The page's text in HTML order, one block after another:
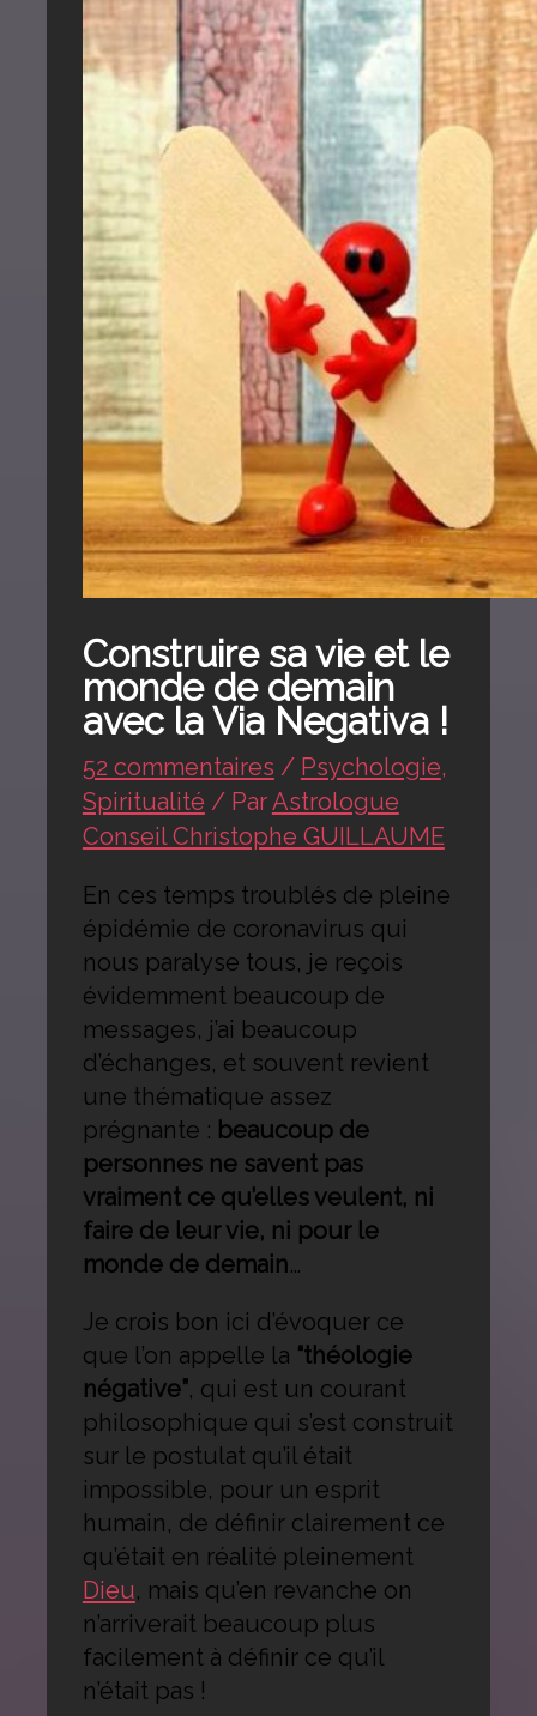
Construire sa vie et le
monde de demain
avec la Via Negativa !
52 commentaires / Psychologie,
Spiritualité / ParAstrologue
Conseil Christophe GUILLAUME
En ces temps troublés de pleine
épidémie de coronavirus qui
nous paralyse tous, je reçois
évidemment beaucoup de
messages, j’ai beaucoup
d’échanges, et souvent revient
une thématique assez
prégnante : beaucoup de
personnes ne savent pas
vraiment ce qu’elles veulent, ni
faire de leur vie, ni pour le
monde de demain…
Je crois bon ici d’évoquer ce
que l’on appelle la “théologie
négative”, qui est un courant
philosophique qui s’est construit
sur le postulat qu’il était
impossible, pour un esprit
humain, de définir clairement ce
qu’était en réalité pleinement
Dieu, mais qu’en revanche on
n’arriverait beaucoup plus
facilement à définir ce qu’il
n’était pas !